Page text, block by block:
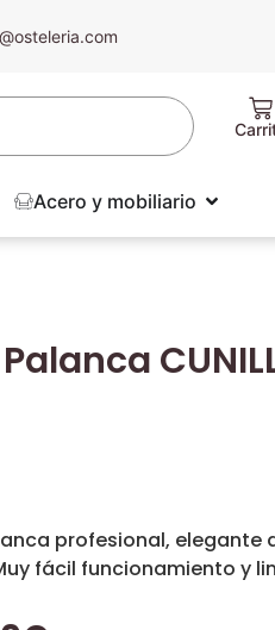
Acero y mobiliario
profesional, elegante
fácil funcionamiento y